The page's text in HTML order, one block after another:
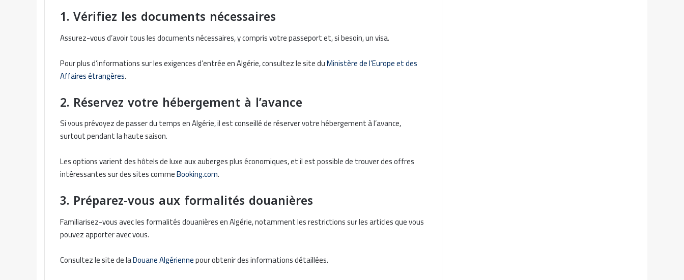
1. Vérifiez les documents nécessaires
Assurez-vous d’avoir tous les documents nécessaires, y compris votre passeport et, si besoin, un visa.
Pour plus d’informations sur les exigences d’entrée en Algérie, consultez le site duMinistère de l’Europe et des
Affaires étrangères.
2. Réservez votre hébergement à l’avance
Si vous prévoyez de passer du temps en Algérie, il est conseillé de réserver votre hébergement à l’avance,
surtout pendant la haute saison.
Les options varient des hôtels de luxe aux auberges plus économiques, et il est possible de trouver des offres
intéressantes sur des sites commeBooking.com.
3. Préparez-vous aux formalités douanières
Familiarisez-vous avec les formalités douanières en Algérie, notamment les restrictions sur les articles que vous
pouvez apporter avec vous.
Consultez le site de laDouane Algériennepour obtenir des informations détaillées.